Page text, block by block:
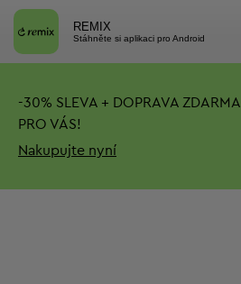
REMIX
Stáhněte si aplikaci pro Android
-30% SLEVA + DOPRAVA ZDARMA
PRO VÁS!
Nakupujte nyní